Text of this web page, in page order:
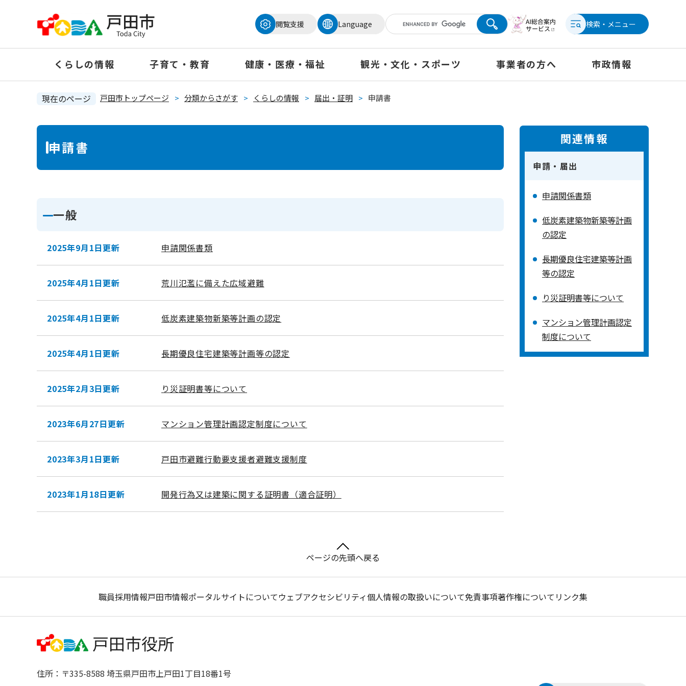
の
頭
閲覧支援
Language 検索・メニュー
くらしの情報 子育て・教育 健康・医療・福祉 観光・文化・スポーツ 事業者の方へ 市政情報
現在のページ 戸田市トップページ > 分類からさがす > くらしの情報 > 届出・証明 > 申請書
本
申請書
一般
2025年9月1日更新 申請関係書類
2025年4月1日更新 荒川氾濫に備えた広域避難
2025年4月1日更新 低炭素建築物新築等計画の認定
2025年4月1日更新 長期優良住宅建築等計画等の認定
2025年2月3日更新 り災証明書等について
2023年6月27日更新 マンション管理計画認定制度について
2023年3月1日更新 戸田市避難行動要支援者避難支援制度
2023年1月18日更新 開発行為又は建築に関する証明書（適合証明）
関連情報
申請・届出
申請関係書類
低炭素建築物新築等計画
の認定
長期優良住宅建築等計画
等の認定
り災証明書等について
マンション管理計画認定
制度について
ページの先頭へ戻る
職員採用情報戸田市情報ポータルサイトについてウェブアクセシビリティ個人情報の取扱いについて免責事項著作権について リンク集
住所：〒335-8588 埼玉県戸田市上戸田1丁目18番1号